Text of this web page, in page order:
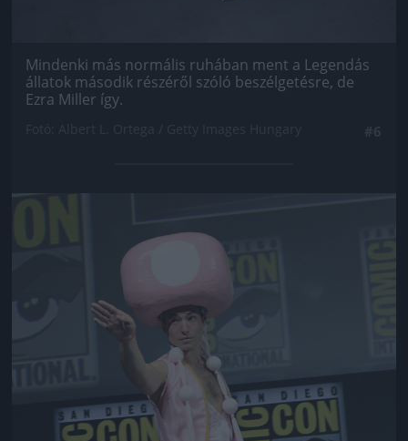
Mindenki más normális ruhában ment a Legendás
állatok második részéről szóló beszélgetésre, de
Ezra Miller így.